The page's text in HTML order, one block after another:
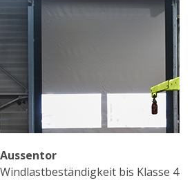
Aussentor
Windlastbeständigkeit bis Klasse 4